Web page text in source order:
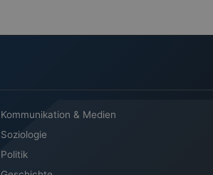
Kommunikation & Medien
Soziologie
Politik